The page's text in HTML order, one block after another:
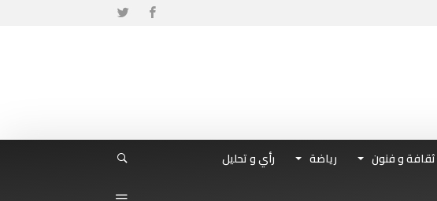
ثقافة و فنون رياضة
رأي و تحليل